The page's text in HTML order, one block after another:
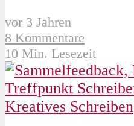
vor 3 Jahren
8 Kommentare
10 Min. Lesezeit
Kreatives Schreiben